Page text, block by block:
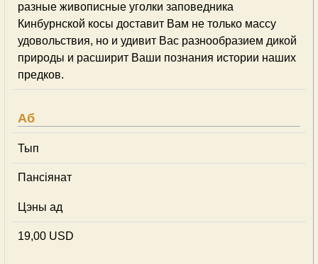
разные живописные уголки заповедника
Кинбурнской косы доставит Вам не только массу
удовольствия, но и удивит Вас разнообразием дикой
природы и расширит Ваши познания истории наших
предков.
Аб
Тып
Пансіянат
Цэны ад
19,00 USD